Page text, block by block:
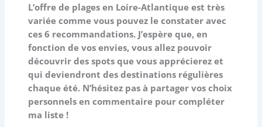
L’offre de plages en Loire-Atlantique est très
variée comme vous pouvez le constater avec
ces 6 recommandations. J’espère que, en
fonction de vos envies, vous allez pouvoir
découvrir des spots que vous apprécierez et
qui deviendront des destinations régulières
chaque été. N’hésitez pas à partager vos choix
personnels en commentaire pour compléter
ma liste !